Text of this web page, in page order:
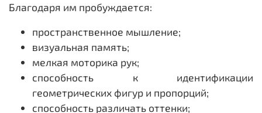
Благодаря им пробуждается:
пространственное мышление;
визуальная память;
мелкая моторика рук;
способность к идентификации
геометрических фигур и пропорций;
способность различать оттенки;